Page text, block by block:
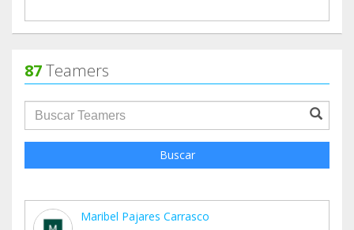
87Teamers
groupProfile.searchForm.search.text???
Buscar
Maribel Pajares Carrasco